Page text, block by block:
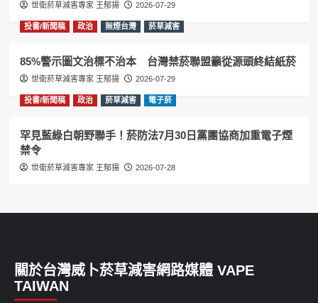
世衛菸草減害專家 王郁揚 2026-07-29
投書/新聞稿 政治 無煙台灣 菸草減害
85%警示圖文治標不治本 台灣禁菸聯盟籲從源頭終結紙菸
世衛菸草減害專家 王郁揚 2026-07-29
投書/新聞稿 政治 菸草減害 電子菸
罕見藍綠白朝野聯手！菸防法7月30日黨團協商加重電子煙
禁令
世衛菸草減害專家 王郁揚 2026-07-28
關於台灣威卜菸草減害網路媒體 VAPE
TAIWAN